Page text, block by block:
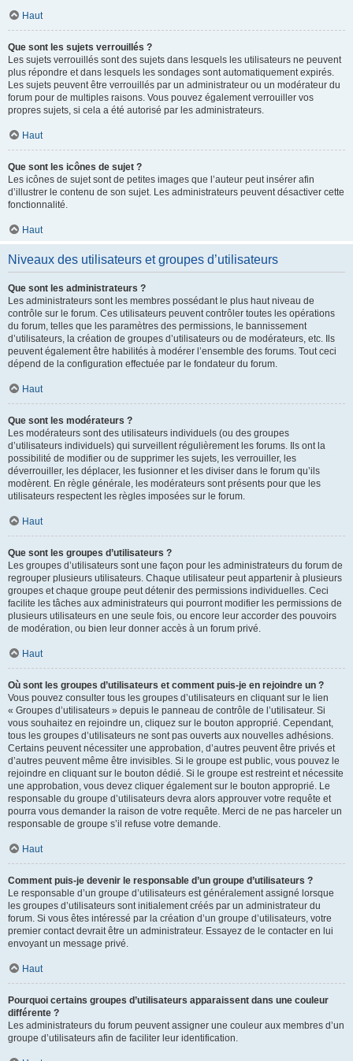
Haut
Que sont les sujets verrouillés ?
Les sujets verrouillés sont des sujets dans lesquels les utilisateurs ne peuvent
plus répondre et dans lesquels les sondages sont automatiquement expirés.
Les sujets peuvent être verrouillés par un administrateur ou un modérateur du
forum pour de multiples raisons. Vous pouvez également verrouiller vos
propres sujets, si cela a été autorisé par les administrateurs.
Haut
Que sont les icônes de sujet ?
Les icônes de sujet sont de petites images que l’auteur peut insérer afin
d’illustrer le contenu de son sujet. Les administrateurs peuvent désactiver cette
fonctionnalité.
Haut
Niveaux des utilisateurs et groupes d’utilisateurs
Que sont les administrateurs ?
Les administrateurs sont les membres possédant le plus haut niveau de
contrôle sur le forum. Ces utilisateurs peuvent contrôler toutes les opérations
du forum, telles que les paramètres des permissions, le bannissement
d’utilisateurs, la création de groupes d’utilisateurs ou de modérateurs, etc. Ils
peuvent également être habilités à modérer l’ensemble des forums. Tout ceci
dépend de la configuration effectuée par le fondateur du forum.
Haut
Que sont les modérateurs ?
Les modérateurs sont des utilisateurs individuels (ou des groupes
d’utilisateurs individuels) qui surveillent régulièrement les forums. Ils ont la
possibilité de modifier ou de supprimer les sujets, les verrouiller, les
déverrouiller, les déplacer, les fusionner et les diviser dans le forum qu’ils
modèrent. En règle générale, les modérateurs sont présents pour que les
utilisateurs respectent les règles imposées sur le forum.
Haut
Que sont les groupes d’utilisateurs ?
Les groupes d’utilisateurs sont une façon pour les administrateurs du forum de
regrouper plusieurs utilisateurs. Chaque utilisateur peut appartenir à plusieurs
groupes et chaque groupe peut détenir des permissions individuelles. Ceci
facilite les tâches aux administrateurs qui pourront modifier les permissions de
plusieurs utilisateurs en une seule fois, ou encore leur accorder des pouvoirs
de modération, ou bien leur donner accès à un forum privé.
Haut
Où sont les groupes d’utilisateurs et comment puis-je en rejoindre un ?
Vous pouvez consulter tous les groupes d’utilisateurs en cliquant sur le lien
« Groupes d’utilisateurs » depuis le panneau de contrôle de l’utilisateur. Si
vous souhaitez en rejoindre un, cliquez sur le bouton approprié. Cependant,
tous les groupes d’utilisateurs ne sont pas ouverts aux nouvelles adhésions.
Certains peuvent nécessiter une approbation, d’autres peuvent être privés et
d’autres peuvent même être invisibles. Si le groupe est public, vous pouvez le
rejoindre en cliquant sur le bouton dédié. Si le groupe est restreint et nécessite
une approbation, vous devez cliquer également sur le bouton approprié. Le
responsable du groupe d’utilisateurs devra alors approuver votre requête et
pourra vous demander la raison de votre requête. Merci de ne pas harceler un
responsable de groupe s’il refuse votre demande.
Haut
Comment puis-je devenir le responsable d’un groupe d’utilisateurs ?
Le responsable d’un groupe d’utilisateurs est généralement assigné lorsque
les groupes d’utilisateurs sont initialement créés par un administrateur du
forum. Si vous êtes intéressé par la création d’un groupe d’utilisateurs, votre
premier contact devrait être un administrateur. Essayez de le contacter en lui
envoyant un message privé.
Haut
Pourquoi certains groupes d’utilisateurs apparaissent dans une couleur
différente ?
Les administrateurs du forum peuvent assigner une couleur aux membres d’un
groupe d’utilisateurs afin de faciliter leur identification.